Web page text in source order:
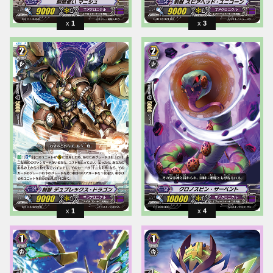
1 3
1 4